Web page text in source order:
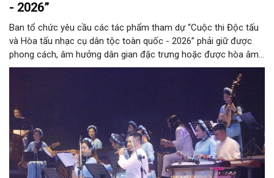
- 2026”
Ban tổ chức yêu cầu các tác phẩm tham dự “Cuộc thi Độc tấu
và Hòa tấu nhạc cụ dân tộc toàn quốc - 2026” phải giữ được
phong cách, âm hưởng dân gian đặc trưng hoặc được hòa âm,
phối khí mới trên nền tảng làn điệu âm nhạc truyền thống Việt
Nam, đồng thời phải được trình diễn trực tiếp bằng nhạc cụ dân